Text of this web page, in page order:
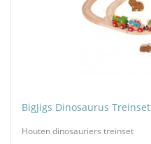
BigJigs Dinosaurus Treinset
Houten dinosauriers treinset